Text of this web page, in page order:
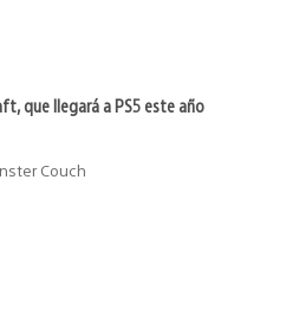
que llegará a PS5 este año
Couch